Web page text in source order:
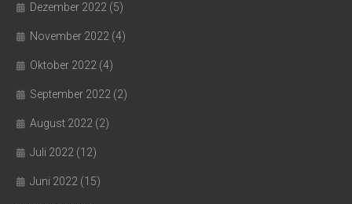
Dezember 2022 (5)
November 2022 (4)
Oktober 2022 (4)
September 2022 (2)
August 2022 (2)
Juli 2022 (12)
Juni 2022 (15)